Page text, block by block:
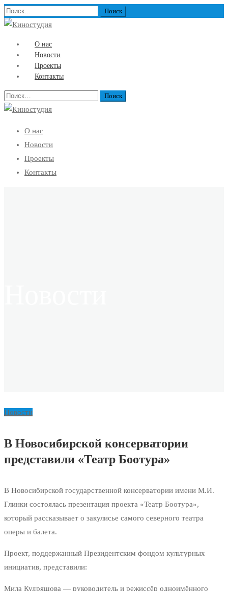
Найти:
О нас
Новости
Проекты
Контакты
Найти:
О нас
Новости
Проекты
Контакты
Новости
В Новосибирской консерватории
представили «Театр Боотура»
В Новосибирской государственной консерватории имени М.И.
Глинки состоялась презентация проекта «Театр Боотура»,
который рассказывает о закулисье самого северного театра
оперы и балета.
Проект, поддержанный Президентским фондом культурных
инициатив, представили:
Мила Кудряшова — руководитель и режиссёр одноимённого